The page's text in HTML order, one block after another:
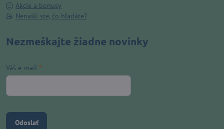
Akcie a bonusy
Nenašli ste, čo hľadáte?
Nezmeškajte žiadne novinky
Váš e-mail *
Odoslať